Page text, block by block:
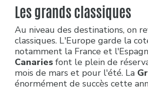
Les grands classiques
Au niveau des destinations, on
classiques. L'Europe garde la
notamment la France et
Canaries font le plein de
mois de mars et pour l'été. La
énormément de succès cette